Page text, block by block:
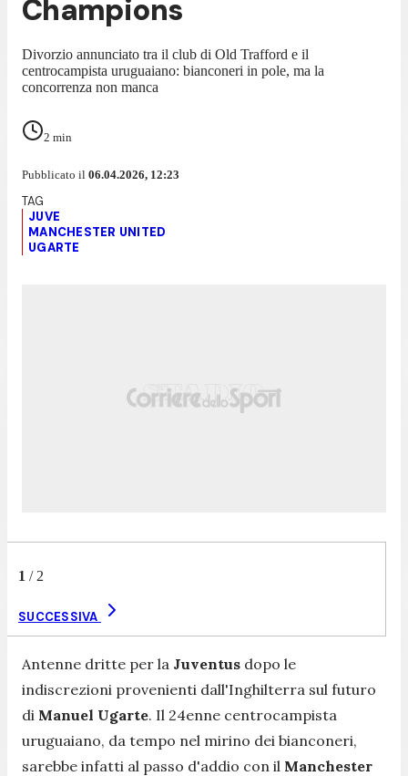
Champions
Divorzio annunciato tra il club di Old Trafford e il
centrocampista uruguaiano: bianconeri in pole, ma la
concorrenza non manca
2 min
Pubblicato il 06.04.2026, 12:23
JUVE
MANCHESTER UNITED
UGARTE
1 / 2
SUCCESSIVA
Antenne dritte per la Juventus dopo le
indiscrezioni provenienti dall'Inghilterra sul futuro
di Manuel Ugarte. Il 24enne centrocampista
uruguaiano, da tempo nel mirino dei bianconeri,
sarebbe infatti al passo d'addio con il Manchester